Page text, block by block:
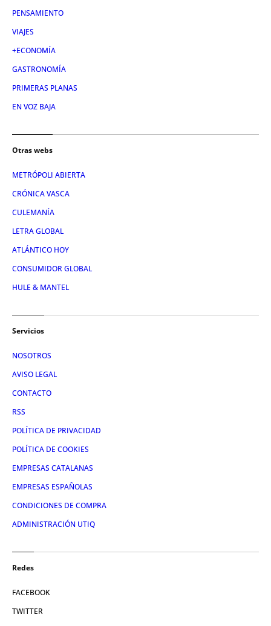
PENSAMIENTO
VIAJES
+ECONOMÍA
GASTRONOMÍA
PRIMERAS PLANAS
EN VOZ BAJA
Otras webs
METRÓPOLI ABIERTA
CRÓNICA VASCA
CULEMANÍA
LETRA GLOBAL
ATLÁNTICO HOY
CONSUMIDOR GLOBAL
HULE & MANTEL
Servicios
NOSOTROS
AVISO LEGAL
CONTACTO
RSS
POLÍTICA DE PRIVACIDAD
POLÍTICA DE COOKIES
EMPRESAS CATALANAS
EMPRESAS ESPAÑOLAS
CONDICIONES DE COMPRA
ADMINISTRACIÓN UTIQ
Redes
FACEBOOK
TWITTER